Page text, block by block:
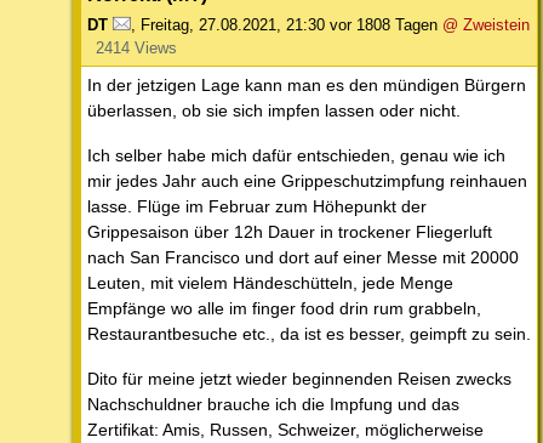
DT Freitag, 27.08.2021, 21:30 vor 1808 Tagen @ Zweistein
2414 Views
In der jetzigen Lage kann man es den mündigen Bürgern
überlassen, ob sie sich impfen lassen oder nicht.
Ich selber habe mich dafür entschieden, genau wie ich
mir jedes Jahr auch eine Grippeschutzimpfung reinhauen
lasse. Flüge im Februar zum Höhepunkt der
Grippesaison über 12h Dauer in trockener Fliegerluft
nach San Francisco und dort auf einer Messe mit 20000
Leuten, mit vielem Händeschütteln, jede Menge
Empfänge wo alle im finger food drin rum grabbeln,
Restaurantbesuche etc., da ist es besser, geimpft zu sein.
Dito für meine jetzt wieder beginnenden Reisen zwecks
Nachschuldner brauche ich die Impfung und das
Zertifikat: Amis, Russen, Schweizer, möglicherweise